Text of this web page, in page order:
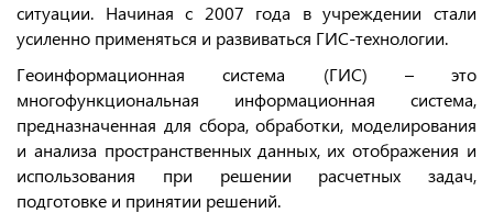
ситуации. Начиная с 2007 года в учреждении стали
усиленно применяться и развиваться ГИС-технологии.
Геоинформационная система (ГИС) – это
многофункциональная информационная система,
предназначенная для сбора, обработки, моделирования
и анализа пространственных данных, их отображения и
использования при решении расчетных задач,
подготовке и принятии решений.